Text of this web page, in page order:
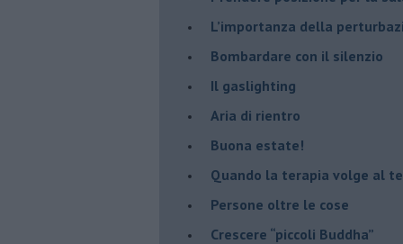
L’importanza della
​Bombardare con il silenzio
Il gaslighting
Aria di rientro
Buona estate!
​Quando la terapia volge al
​Persone oltre le cose
​Crescere “piccoli Buddha”